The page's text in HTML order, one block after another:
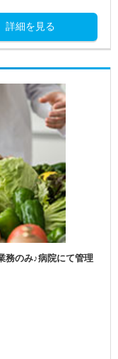
詳細を見る
務のみ♪病院にて管理